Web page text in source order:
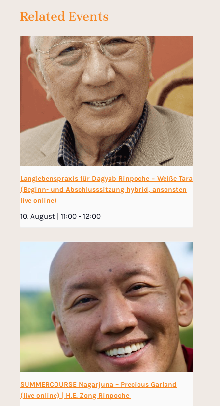
Related Events
Langlebenspraxis für Dagyab Rinpoche − Weiße Tara
(Beginn- und Abschlusssitzung hybrid, ansonsten
live online)
10. August | 11:00 - 12:00
SUMMERCOURSE Nagarjuna – Precious Garland
(live online) | H.E. Zong Rinpoche